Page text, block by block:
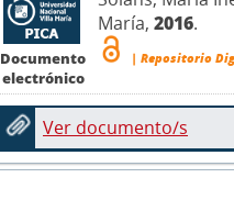
Documento
electrónico
María, 2016.
| Repositorio
Ver documento/s